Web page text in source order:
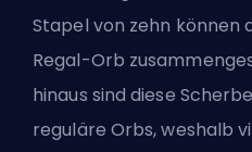
Stapel von zehn können
Regal-Orb
hinaus sind diese
reguläre Orbs, weshalb